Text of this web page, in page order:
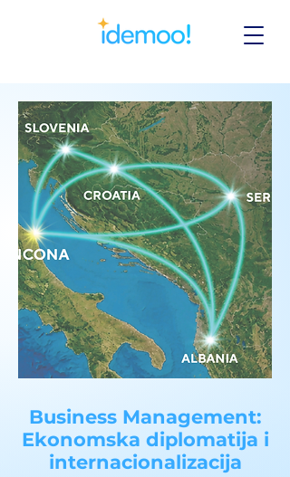
Business Management:
Ekonomska diplomatija i
internacionalizacija